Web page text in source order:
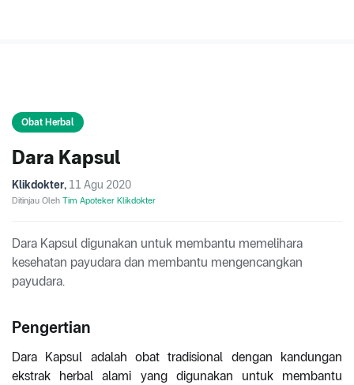
Obat Herbal
Dara Kapsul
Klikdokter, 11 Agu 2020
Ditinjau Oleh Tim Apoteker Klikdokter
Dara Kapsul digunakan untuk membantu memelihara
kesehatan payudara dan membantu mengencangkan
payudara.
Pengertian
Dara Kapsul adalah obat tradisional dengan kandungan
ekstrak herbal alami yang digunakan untuk membantu